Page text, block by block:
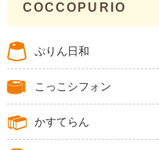
COCCOPURIO
ぷりん日和
こっこシフォン
かすてらん